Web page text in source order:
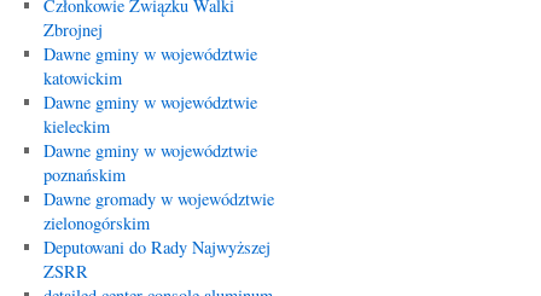
Członkowie Związku Walki
Zbrojnej
Dawne gminy w województwie
katowickim
Dawne gminy w województwie
kieleckim
Dawne gminy w województwie
poznańskim
Dawne gromady w województwie
zielonogórskim
Deputowani do Rady Najwyższej
ZSRR